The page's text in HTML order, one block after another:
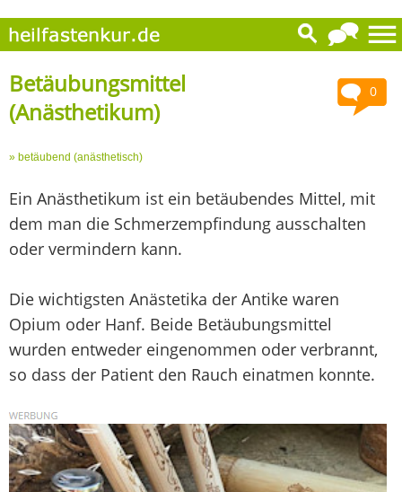
0
Betäubungsmittel
(Anästhetikum)
» betäubend (anästhetisch)
Ein Anästhetikum ist ein betäubendes Mittel, mit
dem man die Schmerzempfindung ausschalten
oder vermindern kann.
Die wichtigsten Anästetika der Antike waren
Opium oder Hanf. Beide Betäubungsmittel
wurden entweder eingenommen oder verbrannt,
so dass der Patient den Rauch einatmen konnte.